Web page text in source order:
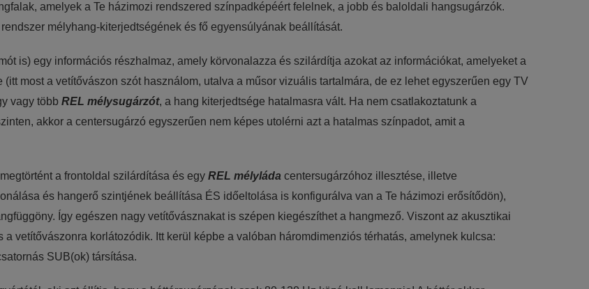
amelyek a Te házimozi rendszered színpadképéért felelnek, a jobb és baloldali hangsugárzók.
mélyhang-kiterjedtségének és fő egyensúlyának beállítását.
is) egy információs részhalmaz, amely körvonalazza és szilárdítja azokat az információkat, amelyeket a
most a vetítővászon szót használom, utalva a műsor vizuális tartalmára, de ez lehet egyszerűen egy TV
vagy több REL mélysugárzót, a hang kiterjedtsége hatalmasra vált. Ha nem csatlakoztatunk a
akkor a centersugárzó egyszerűen nem képes utolérni azt a hatalmas színpadot, amit a
a frontoldal szilárdítása és egy REL mélyláda centersugárzóhoz illesztése, illetve
és hangerő szintjének beállítása ÉS időeltolása is konfigurálva van a Te házimozi erősítődön),
Így egészen nagy vetítővásznakat is szépen kiegészíthet a hangmező. Viszont az akusztikai
a vetítővászonra korlátozódik. Itt kerül képbe a valóban háromdimenziós térhatás, amelynek kulcsa:
SUB(ok) társítása.
hatékonyabbá tenni, hogy a lehető legmagasabb felhasználói élményt nyújtsuk kedves
Analytics segítségével, amely kizárólag az IP címeket tárolja a személyes adatok közül.
egyedi, releváns, érdeklődési körébe tartozó reklámajánlatokkal tudjuk megcélozni.